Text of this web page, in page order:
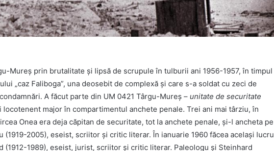
Mureș prin brutalitate și lipsă de scrupule în tulburii ani 1956-1957, în timpul
„caz Faliboga”, una deosebit de complexă și care s-a soldat cu zeci de
A făcut parte din UM 0421 Târgu-Mureș – unitate de securitate
locotenent major în compartimentul anchete penale. Trei ani mai târziu, în
Onea era deja căpitan de securitate, tot la anchete penale, și-l ancheta pe
(1919-2005), eseist, scriitor și critic literar. În ianuarie 1960 făcea același lucru
(1912-1989), eseist, jurist, scriitor și critic literar. Paleologu și Steinhard